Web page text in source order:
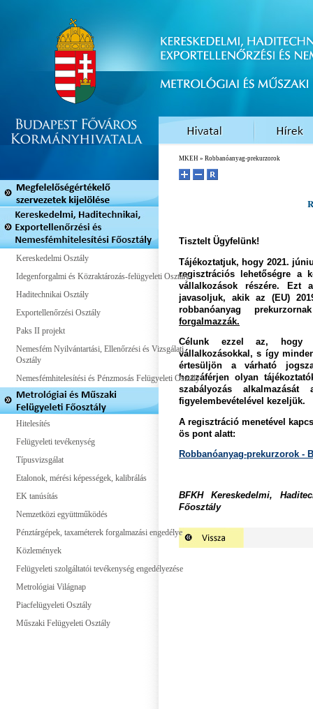
Kereskedelmi Osztály
Idegenforgalmi és Közraktározás-felügyeleti Osztály
Haditechnikai Osztály
Exportellenőrzési Osztály
Paks II projekt
Nemesfém Nyilvántartási, Ellenőrzési és Vizsgálati
Osztály
Nemesfémhitelesítési és Pénzmosás Felügyeleti Osztály
Hitelesítés
Felügyeleti tevékenység
Típusvizsgálat
Etalonok, mérési képességek, kalibrálás
EK tanúsítás
Nemzetközi együttműködés
Pénztárgépek, taxaméterek forgalmazási engedélye
Közlemények
Felügyeleti szolgáltatói tevékenység engedélyezése
Metrológiai Világnap
Piacfelügyeleti Osztály
Műszaki Felügyeleti Osztály
MKEH » Robbanóanyag-prekurzorok
Tisztelt Ügyfelünk!
Tájékoztatjuk, hogy 2021.
regisztrációs lehetőségre a
vállalkozások részére. Ezt
javasoljuk, akik az (EU)
robbanóanyag
forgalmazzák.
Célunk ezzel az, hogy
vállalkozásokkal, s így
értesüljön a várható
hozzáférjen olyan
szabályozás
figyelembevételével kezeljük.
A regisztráció menetével
ös pont alatt:
Robbanóanyag-prekurzorok -
BFKH Kereskedelmi,
Főosztály